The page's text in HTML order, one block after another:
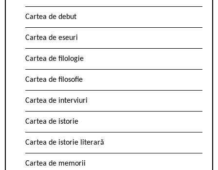
Cartea de debut
Cartea de eseuri
Cartea de filologie
Cartea de filosofie
Cartea de interviuri
Cartea de istorie
Cartea de istorie literară
Cartea de memorii